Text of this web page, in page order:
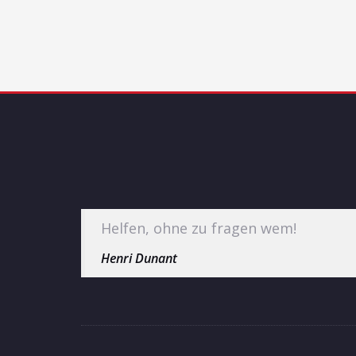
Helfen, ohne zu fragen wem!
Henri Dunant